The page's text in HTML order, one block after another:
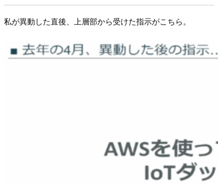
私が異動した直後、上層部から受けた指示がこちら。